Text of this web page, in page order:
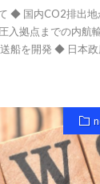
◆ 国内CO2排出
入拠点までの内航
船を開発 ◆ 日本